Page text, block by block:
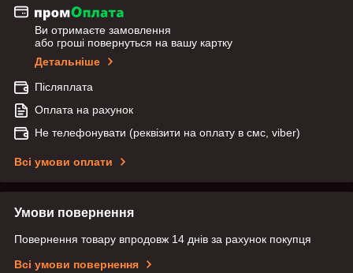
Ви отримаєте замовлення
або гроші повернуться на вашу картку
Детальніше
Післяплата
Оплата на рахунок
Не телефонувати (реквізити на оплату в смс, viber)
Всі умови оплати
Умови повернення
Повернення товару впродовж 14 днів за рахунок покупця
Всі умови повернення